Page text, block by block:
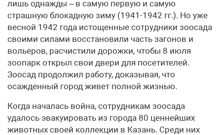
лишь однажды – в самую первую и самую
страшную блокадную зиму (1941-1942 гг.). Но уже
весной 1942 года истощенные сотрудники зоосада
своими силами восстановили часть загонов и
вольеров, расчистили дорожки, чтобы 8 июля
зоопарк открыл свои двери для посетителей.
Зоосад продолжил работу, доказывая, что
осажденный город живет полной жизнью.
Когда началась война, сотрудникам зоосада
удалось эвакуировать из города 80 ценнейших
животных своей коллекции в Казань. Среди них